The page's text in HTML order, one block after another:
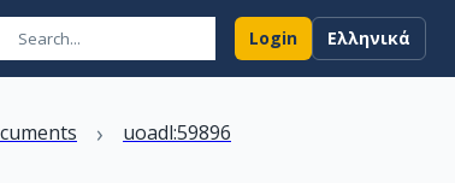
Login Ελληνικά
› uoadl:59896